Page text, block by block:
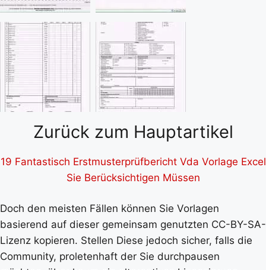
Zurück zum Hauptartikel
19 Fantastisch Erstmusterprüfbericht Vda Vorlage Excel
Sie Berücksichtigen Müssen
Doch den meisten Fällen können Sie Vorlagen
basierend auf dieser gemeinsam genutzten CC-BY-SA-
Lizenz kopieren. Stellen Diese jedoch sicher, falls die
Community, proletenhaft der Sie durchpausen